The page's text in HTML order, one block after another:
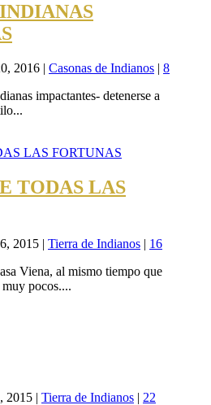
2016 | Casonas de Indianos | 8
impactantes- detenerse a
TODAS LAS
2015 | Tierra de Indianos | 16
Viena, al mismo tiempo que
muy pocos....
2015 | Tierra de Indianos | 22